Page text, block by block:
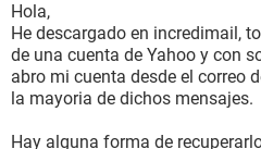
Hola,
He descargado en incredimail,
de una cuenta de Yahoo y con
abro mi cuenta desde el correo
la mayoria de dichos mensajes.
Hay alguna forma de